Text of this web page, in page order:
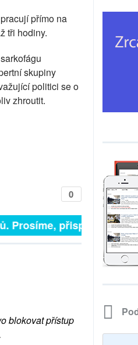
přímo na
tři hodiny.
skupiny
politici se o
zhroutit.
0
přispějte. ➥
blokovat přístup